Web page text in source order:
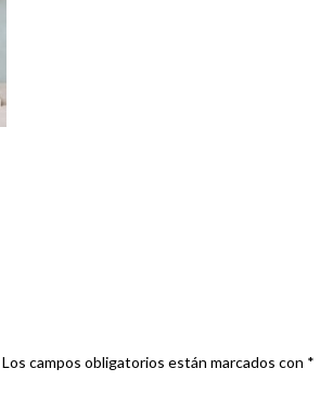
Los campos obligatorios están marcados con *